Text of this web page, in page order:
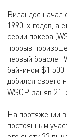
Виландос начал
1990-х годов, а
серии покера
прорыв
первый браслет
бай-ином $1
добился своего
WSOP, заняв
На протяжении
постоянным